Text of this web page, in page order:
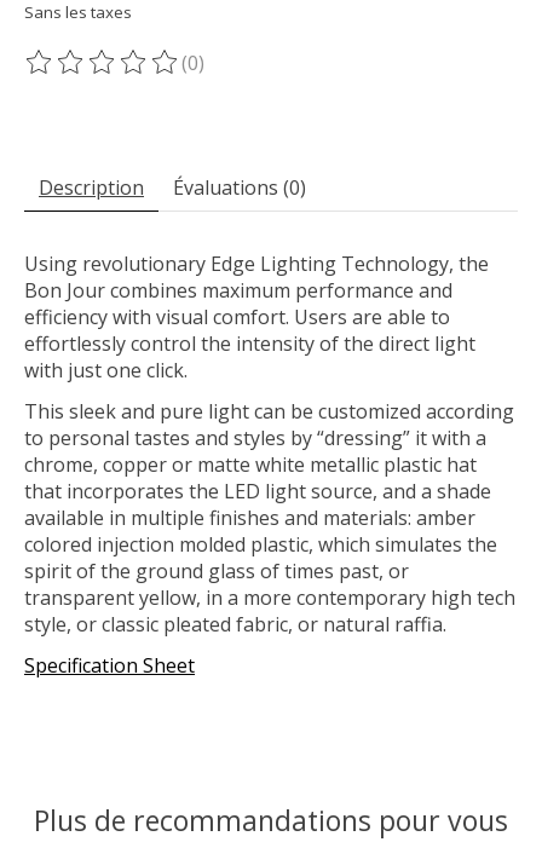
Sans les taxes
Ce produit est évalué à
(0)
Description Évaluations (0)
Using revolutionary Edge Lighting Technology, the
Bon Jour combines maximum performance and
efficiency with visual comfort. Users are able to
effortlessly control the intensity of the direct light
with just one click.
This sleek and pure light can be customized according
to personal tastes and styles by “dressing” it with a
chrome, copper or matte white metallic plastic hat
that incorporates the LED light source, and a shade
available in multiple finishes and materials: amber
colored injection molded plastic, which simulates the
spirit of the ground glass of times past, or
transparent yellow, in a more contemporary high tech
style, or classic pleated fabric, or natural raffia.
Specification Sheet
Plus de recommandations pour vous